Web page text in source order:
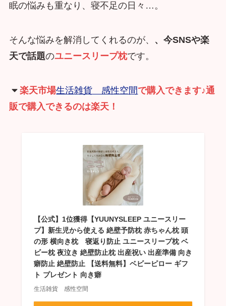
眠の悩みも重なり、寝不足の日々…。
そんな悩みを解消してくれるのが、
、今SNSや楽
天で話題のユニースリープ枕です。
楽天市場生活雑貨 感性空間で購入できます♪通
販で購入できるのは楽天！
【公式】1位獲得【YUUNYSLEEP ユニースリー
プ】新生児から使える 絶壁予防枕 赤ちゃん枕 頭
の形 横向き枕 寝返り防止 ユニースリープ枕 ベ
ビー枕 夜泣き 絶壁防止枕 出産祝い 出産準備 向き
癖防止 絶壁防止 【送料無料】ベビーピロー ギフ
ト プレゼント 向き癖
生活雑貨 感性空間